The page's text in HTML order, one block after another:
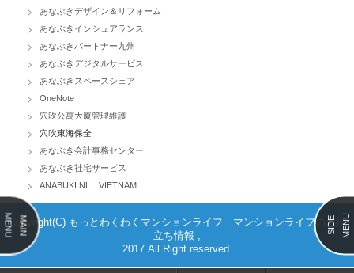
あなぶきデザイン＆リフォーム
あなぶきインシュアランス
あなぶきパートナー九州
あなぶきデジタルサービス
あなぶきスペースシェア
OneNote
穴吹公寓大廈管理維護
穴吹東海保全
あなぶき会計事務センター
あなぶき社宅サービス
ANABUKI NL VIETNAM
Copyright(C) もっとわくわくマンションライフ｜マンションライフのお役
立ち情報 ,
2017 All Right reserved.
MAIN
MENU SIDE MENU